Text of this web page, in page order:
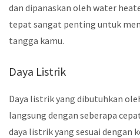
dan dipanaskan oleh water
tepat sangat penting untuk
tangga kamu.
Daya Listrik
Daya listrik yang dibutuhkan
langsung dengan seberapa
daya listrik yang sesuai dengan